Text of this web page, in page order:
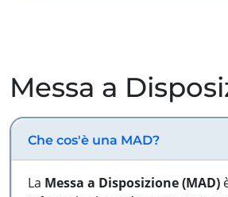
Messa a
Che cos'è una MAD?
La Messa a Disposizione (MAD)